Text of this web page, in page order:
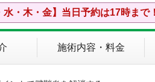
水・木・金】当日予約は17時ま
施術内容・料金